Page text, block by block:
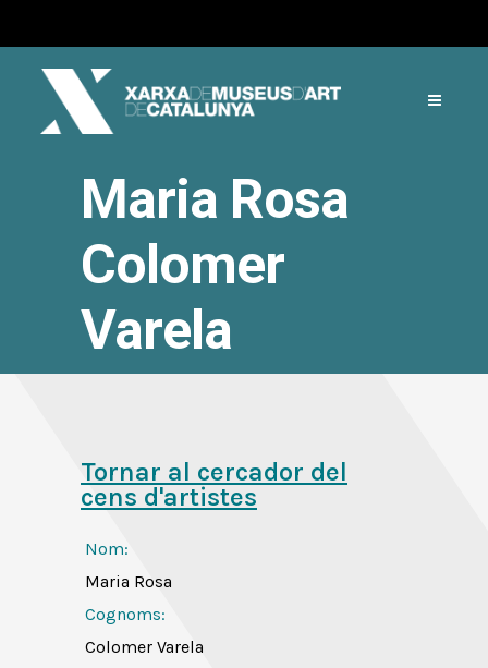
Maria Rosa
Colomer
Varela
Tornar al cercador del
cens d'artistes
Nom:
Maria Rosa
Cognoms:
Colomer Varela